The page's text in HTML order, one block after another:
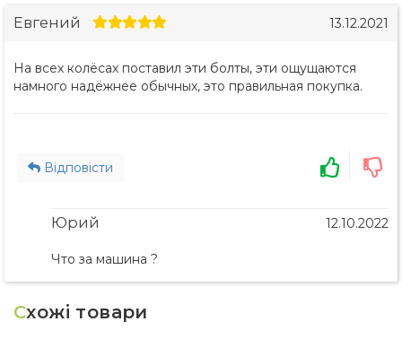
Евгений 13.12.2021
На всех колёсах поставил эти болты, эти ощущаются
намного надёжнее обычных, это правильная покупка.
Відповісти
Юрий 12.10.2022
Что за машина ?
Схожі товари